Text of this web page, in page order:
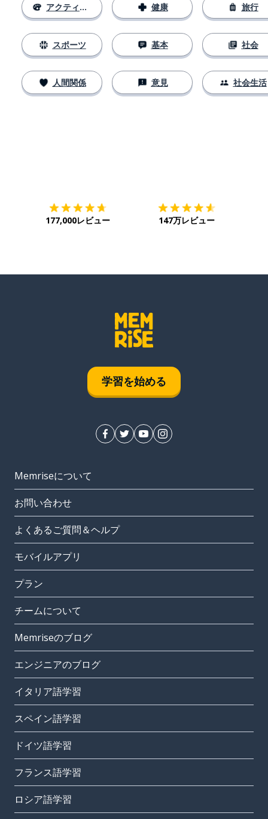
アクティビティ
スポーツ
人間関係
健康
基本
意見
旅行
社会
社会生活
177,000レビュー 147万レビュー
学習を始める
Memriseについて
お問い合わせ
よくあるご質問＆ヘルプ
モバイルアプリ
プラン
チームについて
Memriseのブログ
エンジニアのブログ
イタリア語学習
スペイン語学習
ドイツ語学習
フランス語学習
ロシア語学習